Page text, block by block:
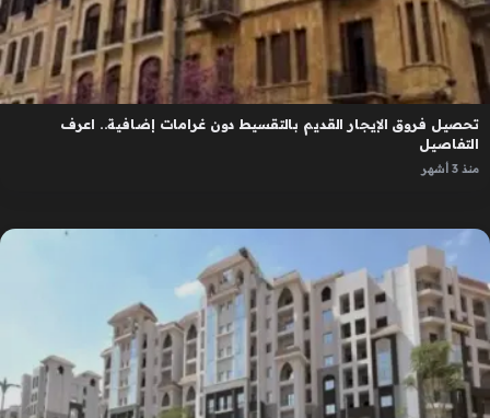
تحصيل فروق الإيجار القديم بالتقسيط دون غرامات إضافية.. اعرف
التفاصيل
منذ 3 أشهر